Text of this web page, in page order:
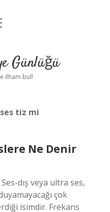
Günlüğü
ilham bul!
tiz mi
Ne Denir
dış veya ultra ses,
çok
isimdir. Frekans